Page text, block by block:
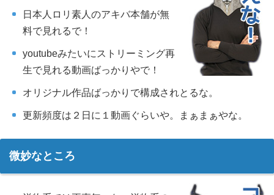
日本人ロリ素人のアキバ本舗が無
料で見れるで！
youtubeみたいにストリーミング再
生で見れる動画ばっかりやで！
オリジナル作品ばっかりで構成されとるな。
更新頻度は２日に１動画ぐらいや。まぁまぁやな。
微妙なところ